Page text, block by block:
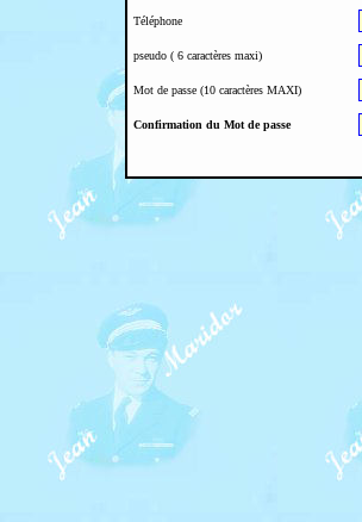
Téléphone
pseudo ( 6 caractères maxi)
Mot de passe (10 caractères MAXI)
Confirmation du Mot de passe